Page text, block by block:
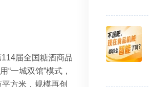
届全国糖酒商品
一城双馆”模式，
方米，规模再创